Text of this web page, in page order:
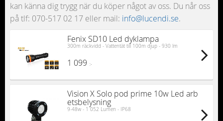
kan känna dig trygg när du köper något av oss. Du når oss
på tlf: 070-517 02 17 eller mail: info@lucendi.se.
Fenix SD10 Led dyklampa
300m räckvidd - Vattentät till 100m djup - 930 lm
1 099 :-
Vision X Solo pod prime 10w Led arb
etsbelysning
9-48w - 1 052 Lumen - IP68